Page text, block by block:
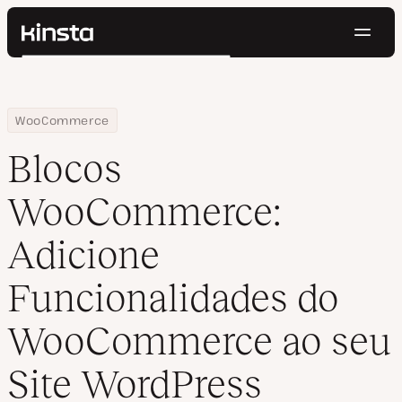
Kinsta®
Preços
Contato
Pesquisar
Home
Centro de Recursos
Blog
WooCommerce
Blocos WooCommerce: Adicione Funcionalidades do
Blocos
WooCommerce:
Adicione
Funcionalidades do
WooCommerce ao seu
Site WordPress